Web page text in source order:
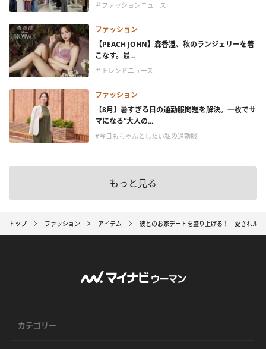
＃ファッションニュース
ファッション
【PEACH JOHN】森香澄、秋のランジェリーを着
こなす。最...
＃トレンドニュース
ファッション
【8月】暑すぎる日の通勤服問題を解決。一枚でサ
マになる“大人の...
#今日もちゃんとしたい私の通勤服
もっと見る
トップ ファッション アイテム 彼とのお家デートを盛り上げる！ 愛されルー
カテゴリー